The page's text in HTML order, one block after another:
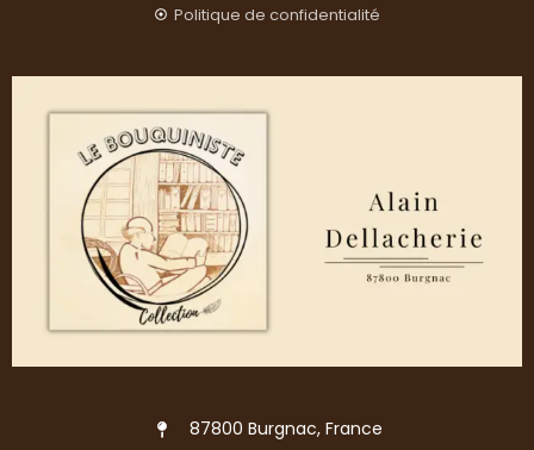
Politique de confidentialité
87800 Burgnac, France